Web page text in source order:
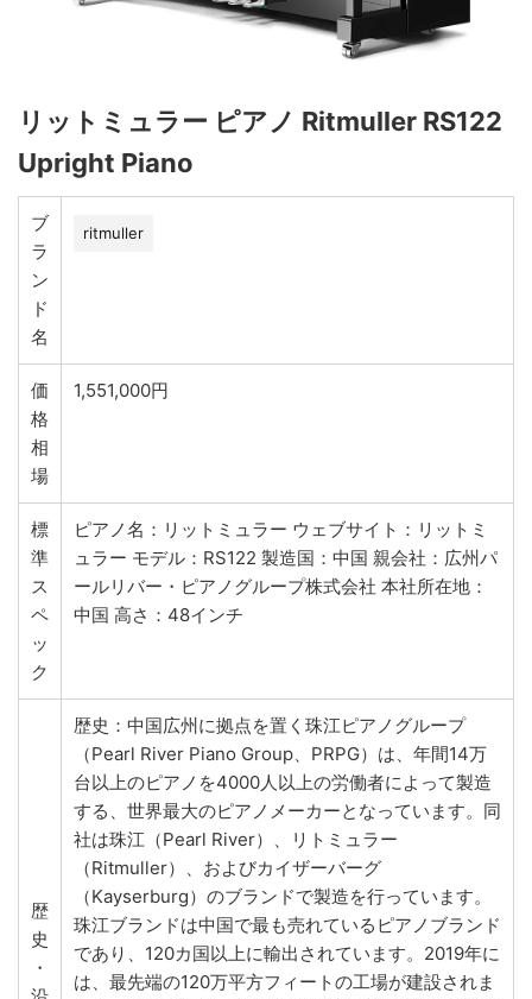
リットミュラー ピアノ Ritmuller RS122
Upright Piano
ブ
ラ
ン
ド
名
ritmuller
価
格
相
場
1,551,000円
標
準
ス
ペ
ッ
ク
ピアノ名：リットミュラー ウェブサイト：リットミ
ュラー モデル：RS122 製造国：中国 親会社：広州パ
ールリバー・ピアノグループ株式会社 本社所在地：
中国 高さ：48インチ
歴
史
・
歴史：中国広州に拠点を置く珠江ピアノグループ
（Pearl River Piano Group、PRPG）は、年間14万
台以上のピアノを4000人以上の労働者によって製造
する、世界最大のピアノメーカーとなっています。同
社は珠江（Pearl River）、リトミュラー
（Ritmuller）、およびカイザーバーグ
（Kayserburg）のブランドで製造を行っています。
珠江ブランドは中国で最も売れているピアノブランド
であり、120カ国以上に輸出されています。2019年に
は、最先端の120万平方フィートの工場が建設されま